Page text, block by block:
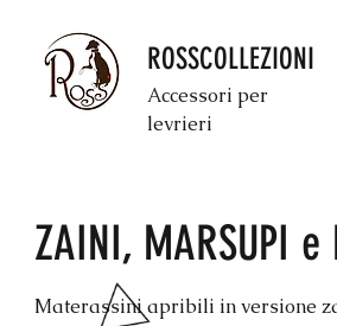
ROSSCOLLEZIONI
Accessori per
levrieri
ZAINI, MARSUPI e
Materassini apribili in versione